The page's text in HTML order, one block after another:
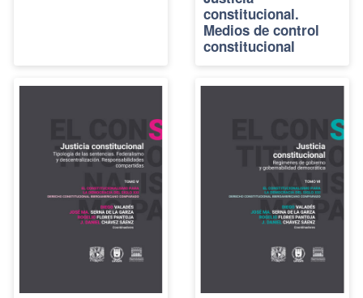
constitucional.
Medios de control
constitucional